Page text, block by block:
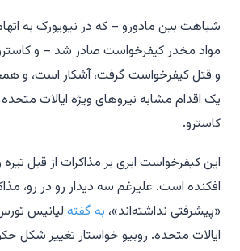
شباهت بین مادورو – که در نیویورک به
مواد مخدر کیفرخواست صادر شد – و
و قتل کیفرخواست گرفت، آشکار است، و
یک اقدام مشابه نیروهای ویژه ایالات
کاسترو.
این کیفرخواست ابری بر مذاکرات از قبل
افکنده است. علیرغم سه دیدار رو در رو،
«پیشرفتی نداشته‌اند»، به گفته لیانیس
ایالات متحده. روبیو خواستار تغییر شکل